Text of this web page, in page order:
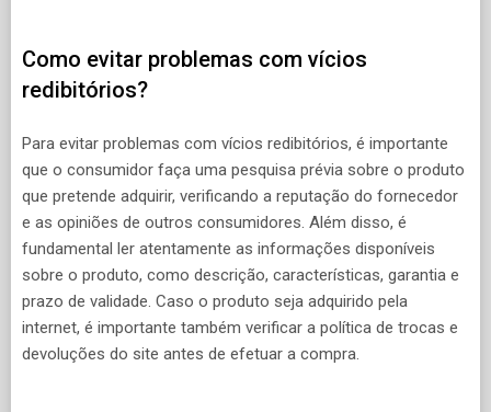
Como evitar problemas com vícios
redibitórios?
Para evitar problemas com vícios redibitórios, é importante
que o consumidor faça uma pesquisa prévia sobre o produto
que pretende adquirir, verificando a reputação do fornecedor
e as opiniões de outros consumidores. Além disso, é
fundamental ler atentamente as informações disponíveis
sobre o produto, como descrição, características, garantia e
prazo de validade. Caso o produto seja adquirido pela
internet, é importante também verificar a política de trocas e
devoluções do site antes de efetuar a compra.